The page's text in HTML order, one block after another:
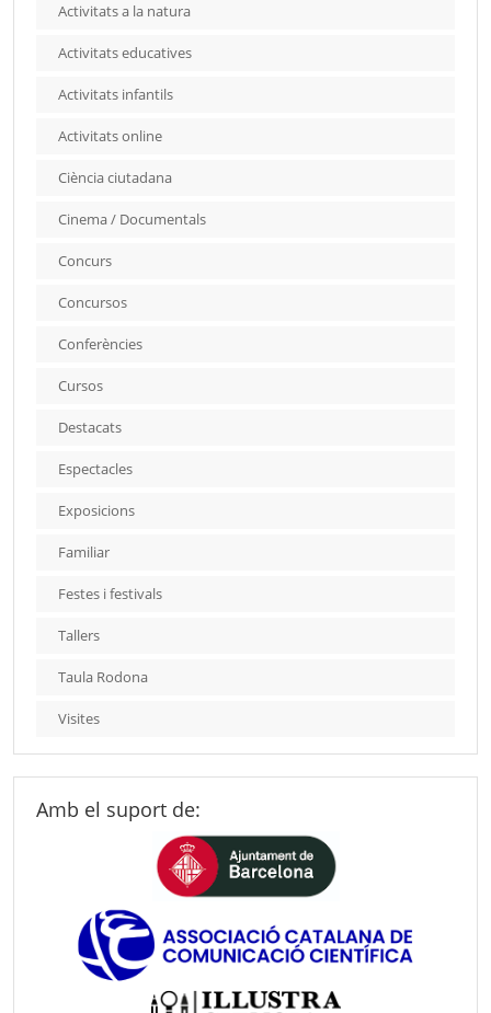
Activitats a la natura
Activitats educatives
Activitats infantils
Activitats online
Ciència ciutadana
Cinema / Documentals
Concurs
Concursos
Conferències
Cursos
Destacats
Espectacles
Exposicions
Familiar
Festes i festivals
Tallers
Taula Rodona
Visites
Amb el suport de: